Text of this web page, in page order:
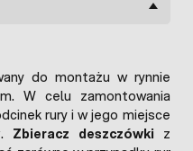
do montażu w rynnie
W celu zamontowania
rury i w jego miejsce
. Zbieracz deszczówki z